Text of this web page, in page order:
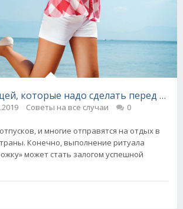
которые надо сделать перед
Советы на все случаи 0
и многие отправятся на отдых в
Конечно, выполнение ритуала
может стать залогом успешной